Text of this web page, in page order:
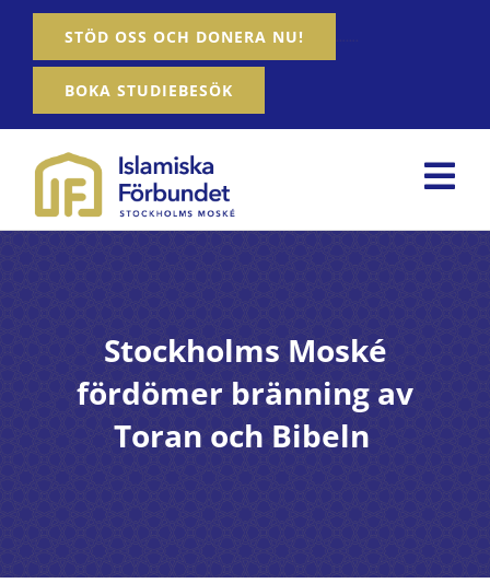
Fortsätt
innehållet
STÖD OSS OCH DONERA NU!
BOKA STUDIEBESÖK
Våra tjänster
Aktiviteter
Stockholms Moské
fördömer bränning av
Toran och Bibeln